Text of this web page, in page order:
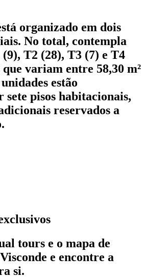
organizado em dois
No total, contempla
T2 (28), T3 (7) e T4
variam entre 58,30 m²
estão
pisos habitacionais,
reservados a
tours e o mapa de
e encontre a
si.